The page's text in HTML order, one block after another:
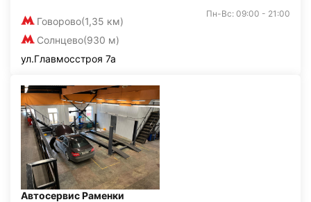
Говорово(1,35 км)
Солнцево(930 м)
Пн-Вс: 09:00 - 21:00
ул.Главмосстроя 7а
Автосервис Раменки